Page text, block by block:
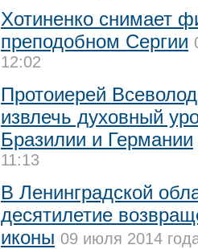
Хотиненко снимает
преподобном Сергии
12:02
Протоиерей
извлечь духовный
Бразилии и Германии
11:13
В Ленинградской
десятилетие
иконы 09 июля 2014